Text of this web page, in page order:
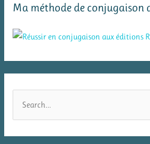
Ma méthode de conjugaison